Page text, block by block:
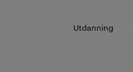
Utdanning